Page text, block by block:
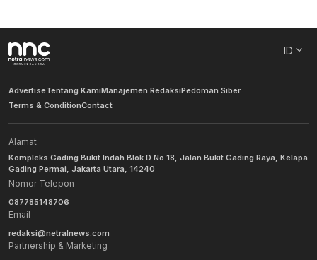
ID
AdvertiseTentang KamiManajemen RedaksiPedoman Siber
Terms & ConditionContact
Alamat
Kompleks Gading Bukit Indah Blok D No 18, Jalan Bukit Gading Raya, Kelapa
Gading Permai, Jakarta Utara, 14240
Nomor Telepon
087785148706
Email
redaksi@netralnews.com
Partnership & Marketing